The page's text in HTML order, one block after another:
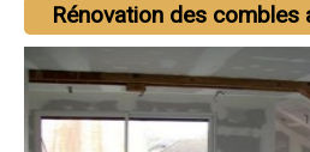
Rénovation des combles